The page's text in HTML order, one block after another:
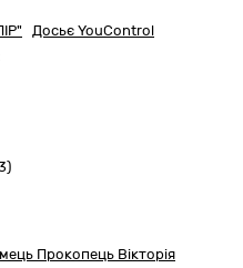
Досьє YouControl
Прокопець Вікторія